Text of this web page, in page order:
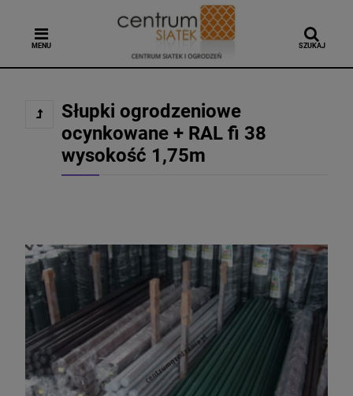
MENU SZUKAJ
Słupki ogrodzeniowe
ocynkowane + RAL fi 38
wysokość 1,75m